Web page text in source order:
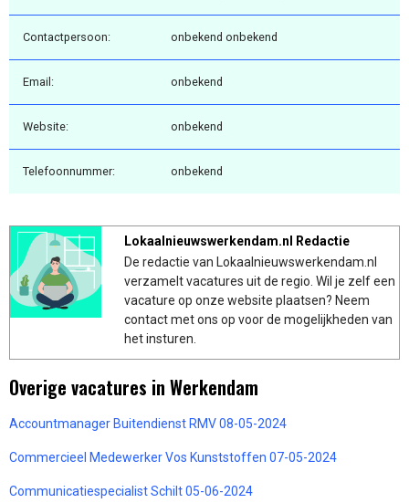
Contactpersoon: onbekend onbekend
Email: onbekend
Website: onbekend
Telefoonnummer: onbekend
Lokaalnieuwswerkendam.nl Redactie
De redactie van Lokaalnieuwswerkendam.nl
verzamelt vacatures uit de regio. Wil je zelf een
vacature op onze website plaatsen? Neem
contact met ons op voor de mogelijkheden van
het insturen.
Overige vacatures in Werkendam
Accountmanager Buitendienst RMV 08-05-2024
Commercieel Medewerker Vos Kunststoffen 07-05-2024
Communicatiespecialist Schilt 05-06-2024